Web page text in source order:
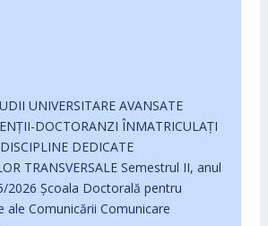
UNIVERSITARE AVANSATE
DOCTORANZI ÎNMATRICULAŢI
DEDICATE
TRANSVERSALE Semestrul II, anul
2026 Școala Doctorală pentru
ale Comunicării Comunicare